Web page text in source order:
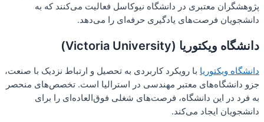
پژوهشگران معتبری در دانشگاه نیوکاسل فعالیت می‌کنند که به
دانشجویان فرصت‌های یادگیری حرفه‌ای را می‌دهد.
دانشگاه ویکتوریا (Victoria University)
دانشگاه ویکتوریا با رویکرد کاربردی به تحصیل و ارتباط نزدیک با صنعت،
جزو دانشگاه‌های معتبر مهندسی در استرالیا است. تخصص‌های منحصر
به فرد در این دانشگاه، فرصت‌های شغلی فوق‌العاده‌ای را برای
دانشجویان ایجاد می‌کند.